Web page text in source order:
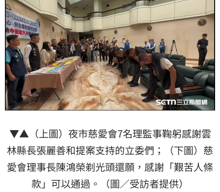
▼▲（上圖）夜市慈愛會7名理監事鞠躬感謝雲
林縣長張麗善和提案支持的立委們；（下圖）慈
愛會理事長陳鴻榮剃光頭還願，感謝「艱苦人條
款」可以通過。（圖／受訪者提供）